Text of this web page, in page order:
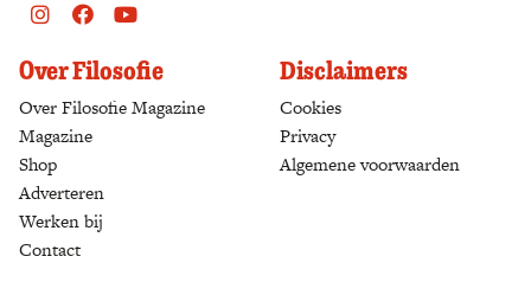
Instagram
FacebookYoutube
Over Filosofie
Over Filosofie Magazine
Magazine
Shop
Adverteren
Werken bij
Contact
Disclaimers
Cookies
Privacy
Algemene voorwaarden